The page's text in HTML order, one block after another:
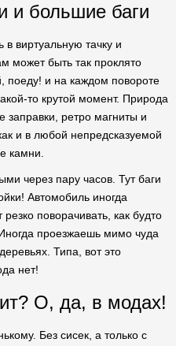
и большие баги
в виртуальную тачку и
может быть так проклято
поеду! и на каждом повороте
то крутой момент. Природа
заправки, ретро магниты и
и в любой непредсказуемой
камни.
через пару часов. Тут баги
Автомобиль иногда
поворачивать, как будто
проезжаешь мимо чуда
Типа, вот это
нет!
О, да, в модах!
Без сисек, а только с